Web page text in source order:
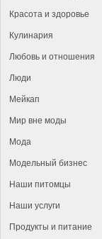
Красота и здоровье
Кулинария
Любовь и отношения
Люди
Мейкап
Мир вне моды
Мода
Модельный бизнес
Наши питомцы
Наши услуги
Продукты и питание